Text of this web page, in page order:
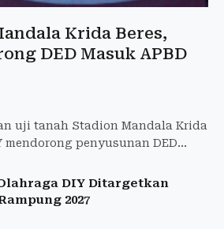
Krida Beres,
DED Masuk APBD
uji tanah Stadion Mandala Krida
mendorong penyusunan DED
DIY Ditargetkan
2027